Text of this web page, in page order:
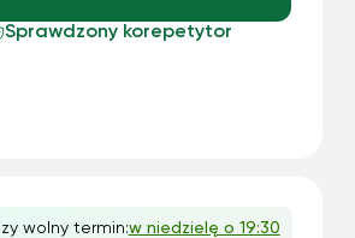
Sprawdzony korepetytor
wolny termin:w niedzielę o 19:30